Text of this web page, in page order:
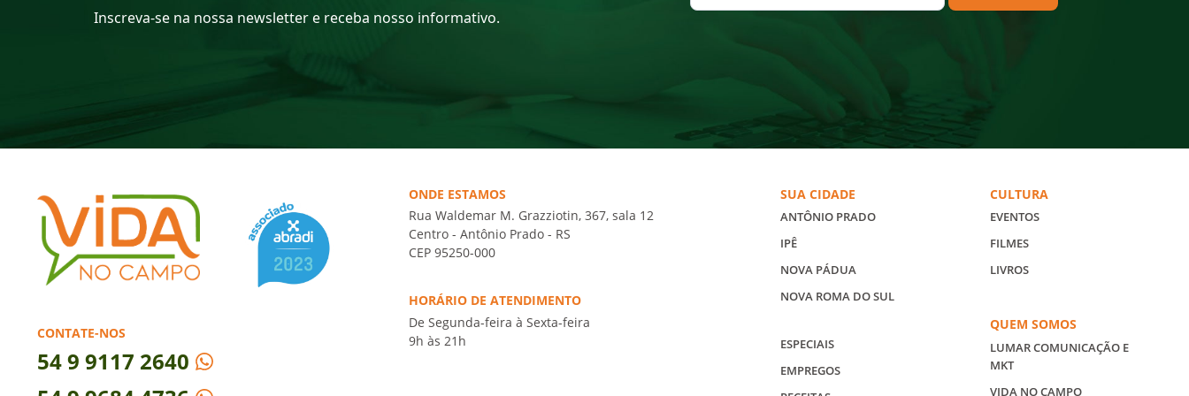
Inscreva-se na nossa newsletter e receba nosso informativo.
CONTATE-NOS
549 9117 2640
ONDE ESTAMOS
Rua Waldemar M. Grazziotin, 367, sala 12
Centro - Antônio Prado - RS
CEP 95250-000
HORÁRIO DE ATENDIMENTO
De Segunda-feira à Sexta-feira
9h às 21h
SUA CIDADE
ANTÔNIO PRADO
IPÊ
NOVA PÁDUA
NOVA ROMA DO SUL
ESPECIAIS
EMPREGOS
CULTURA
EVENTOS
FILMES
LIVROS
QUEM SOMOS
LUMAR COMUNICAÇÃO E
MKT
VIDA NO CAMPO